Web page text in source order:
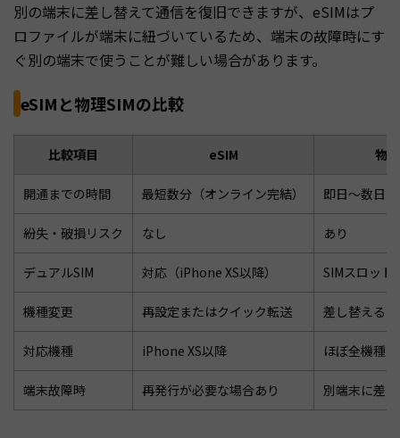
別の端末に差し替えて通信を復旧できますが、eSIMはプ
ロファイルが端末に紐づいているため、端末の故障時にす
ぐ別の端末で使うことが難しい場合があります。
eSIMと物理SIMの比較
比較項目 eSIM 物
開通までの時間 最短数分（オンライン完結） 即日〜数日
紛失・破損リスク なし あり
デュアルSIM 対応（iPhone XS以降） SIMスロット
機種変更 再設定またはクイック転送 差し替える
対応機種 iPhone XS以降 ほぼ全機種
端末故障時 再発行が必要な場合あり 別端末に差